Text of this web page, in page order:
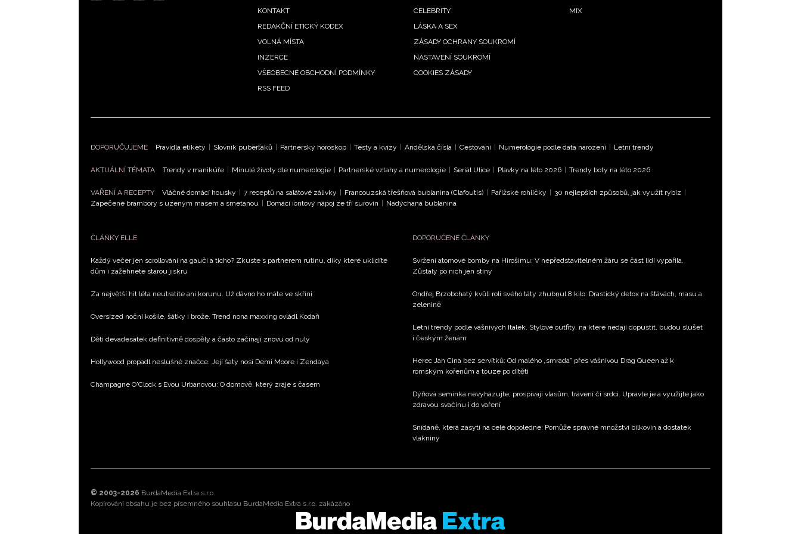
menu
KONTAKT
REDAKČNÍ ETICKÝ KODEX
VOLNÁ MÍSTA
INZERCE
VŠEOBECNÉ OBCHODNÍ PODMÍNKY
RSS FEED
CELEBRITY
LÁSKA A SEX
ZÁSADY OCHRANY SOUKROMÍ
NASTAVENÍ SOUKROMÍ
COOKIES ZÁSADY
MIX
DOPORUČUJEME Pravidla etikety | Slovník puberťáků | Partnerský horoskop | Testy a kvízy | Andělská čísla | Cestování | Numerologie podle data narození | Letní trendy
AKTUÁLNÍ TÉMATA Trendy v manikúře | Minulé životy dle numerologie | Partnerské vztahy a numerologie | Seriál Ulice | Plavky na léto 2026 | Trendy boty na léto 2026
VAŘENÍ A RECEPTY Vláčné domácí housky | 7 receptů na salátové zálivky | Francouzská třešňová bublanina (Clafoutis) | Pařížské rohlíčky | 30 nejlepších způsobů, jak využít rybíz |
Zapečené brambory s uzeným masem a smetanou | Domácí iontový nápoj ze tří surovin | Nadýchaná bublanina
ČLÁNKY ELLE
Každý večer jen scrollování na gauči a ticho? Zkuste s partnerem rutinu, díky které uklidíte
dům i zažehnete starou jiskru
Za největší hit léta neutratíte ani korunu. Už dávno ho máte ve skříni
Oversized noční košile, šátky i brože. Trend nona maxxing ovládl Kodaň
Děti devadesátek definitivně dospěly a často začínají znovu od nuly
Hollywood propadl neslušné značce. Její šaty nosí Demi Moore i Zendaya
Champagne O'Clock s Evou Urbanovou: O domově, který zraje s časem
DOPORUČENÉ ČLÁNKY
Svržení atomové bomby na Hirošimu: V nepředstavitelném žáru se část lidí vypařila.
Zůstaly po nich jen stíny
Ondřej Brzobohatý kvůli roli svého táty zhubnul 8 kilo: Drastický detox na šťávách, masu a
zelenině
Letní trendy podle vášnivých Italek. Stylové outfity, na které nedají dopustit, budou slušet
i českým ženám
Herec Jan Cina bez servítků: Od malého „smrada” přes vášnivou Drag Queen až k
romským kořenům a touze po dítěti
Dýňová semínka nevyhazujte, prospívají vlasům, trávení či srdci. Upravte je a využijte jako
zdravou svačinu i do vaření
Snídaně, která zasytí na celé dopoledne: Pomůže správné množství bílkovin a dostatek
vlákniny
© 2003-2026 BurdaMedia Extra s.r.o.
Kopírování obsahu je bez písemného souhlasu BurdaMedia Extra s.r.o. zakázáno